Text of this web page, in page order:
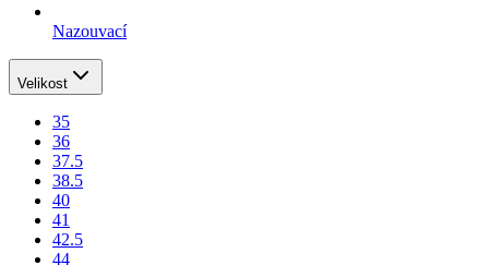
Nazouvací
Velikost
35
36
37.5
38.5
40
41
42.5
44